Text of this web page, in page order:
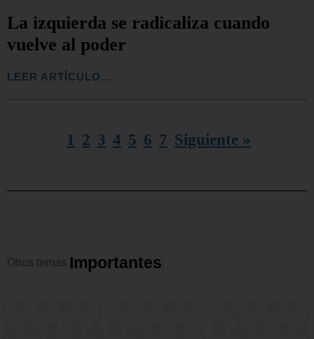
La izquierda se radicaliza cuando
vuelve al poder
LEER ARTÍCULO...
1 2 3 4 5 6 7 Siguiente »
Otros temas Importantes